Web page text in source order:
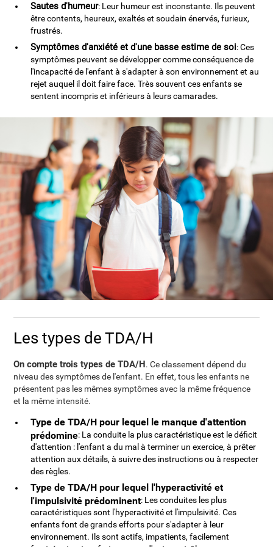
Sautes d'humeur: Leur humeur est inconstante. Ils peuvent
être contents, heureux, exaltés et soudain énervés, furieux,
frustrés.
Symptômes d'anxiété et d'une basse estime de soi: Ces
symptômes peuvent se développer comme conséquence de
l'incapacité de l'enfant à s'adapter à son environnement et au
rejet auquel il doit faire face. Très souvent ces enfants se
sentent incompris et inférieurs à leurs camarades.
Les types de TDA/H
On compte trois types de TDA/H. Ce classement dépend du
niveau des symptômes de l'enfant. En effet, tous les enfants ne
présentent pas les mêmes symptômes avec la même fréquence
et la même intensité.
Type de TDA/H pour lequel le manque d'attention
prédomine: La conduite la plus caractéristique est le déficit
d'attention : l'enfant a du mal à terminer un exercice, à prêter
attention aux détails, à suivre des instructions ou à respecter
des règles.
Type de TDA/H pour lequel l'hyperactivité et
l'impulsivité prédominent: Les conduites les plus
caractéristiques sont l'hyperactivité et l'impulsivité. Ces
enfants font de grands efforts pour s'adapter à leur
environnement. Ils sont actifs, impatients, facilement